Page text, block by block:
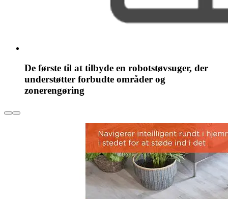
De første til at tilbyde en robotstøvsuger, der
understøtter forbudte områder og
zonerengøring